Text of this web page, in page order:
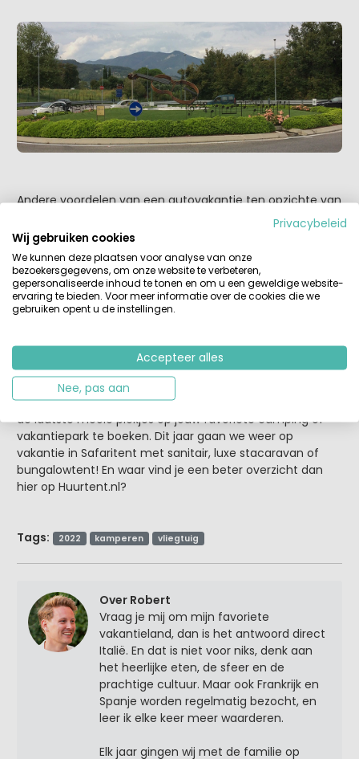
Andere voordelen van een autovakantie ten opzichte van
een vliegvakantie? (Buiten het ontlopen van de chaos op
de vliegvelden) Je vakantie begint al op het moment dat
je in de auto stapt! De auto is de komende uren jouw
thuisbasis, en het gezelligste plekje op de weg. Speel
samen spelletjes, praat bij over de afgelopen weken en
stop geregeld om de benen te strekken. De reis hoort bij
de vakantie, en hier moet je dus ook een leuke tijd van
picknickkleed niet.
De keuze is wat ons betreft dus snel gemaakt, de
autovakantie wint dit jaar weer terrein. Ben er snel bij om
de laatste mooie plekjes op jouw favoriete camping of
vakantiepark te boeken. Dit jaar gaan we weer op
vakantie in Safaritent met sanitair, luxe stacaravan of
bungalowtent! En waar vind je een beter overzicht dan
hier op Huurtent.nl?
Tags: 2022 kamperen vliegtuig
Over Robert
Vraag je mij om mijn favoriete
vakantieland, dan is het antwoord direct
Italië. En dat is niet voor niks, denk aan
het heerlijke eten, de sfeer en de
prachtige cultuur. Maar ook Frankrijk en
Spanje worden regelmatig bezocht, en
leer ik elke keer meer waarderen.
Elk jaar gingen wij met de familie op
Privacybeleid
Wij gebruiken cookies
We kunnen deze plaatsen voor analyse van onze
bezoekersgegevens, om onze website te verbeteren,
gepersonaliseerde inhoud te tonen en om u een geweldige website-
ervaring te bieden. Voor meer informatie over de cookies die we
gebruiken opent u de instellingen.
Accepteer alles
Nee, pas aan